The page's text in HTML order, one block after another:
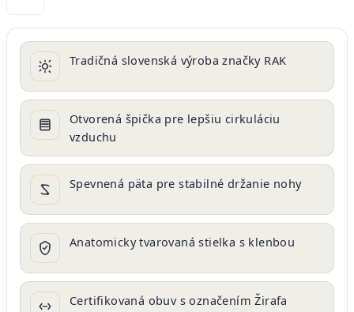
Tradičná slovenská výroba značky RAK
Otvorená špička pre lepšiu cirkuláciu
vzduchu
Spevnená päta pre stabilné držanie nohy
Anatomicky tvarovaná stielka s klenbou
Certifikovaná obuv s označením Žirafa